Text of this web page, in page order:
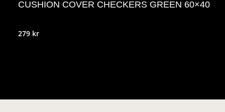
CUSHION COVER CHECKERS GREEN 60×40
279 kr